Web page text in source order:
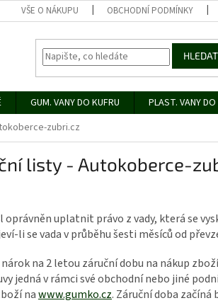
VŠE O NÁKUPU OBCHODNÍ PODMÍNKY
HLEDAT
GUM. VANY DO KUFRU PLAST. VANY DO
zubri.cz
listy - Autokoberce-
uplatnit právo z vady, která se
li se vada v průběhu šesti měsíců od
na 2 letou záruční dobu na nákup
jedná v rámci své obchodní nebo jiné
nawww.gumko.cz. Záruční doba